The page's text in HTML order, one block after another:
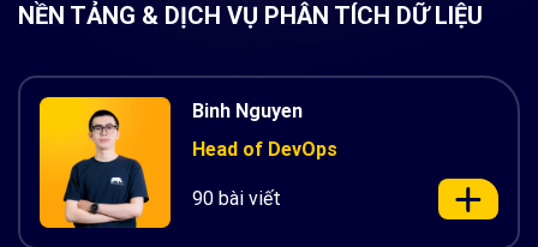
NỀN TẢNG & DỊCH VỤ PHÂN TÍCH DỮ LIỆU
Binh Nguyen
Head of DevOps
90 bài viết